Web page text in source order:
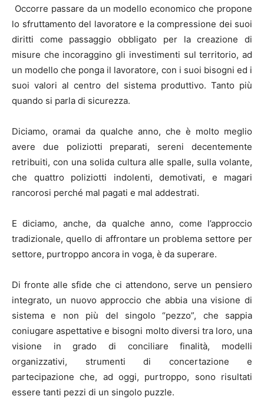
Occorre passare da un modello economico che propone
lo sfruttamento del lavoratore e la compressione dei suoi
diritti come passaggio obbligato per la creazione di
misure che incoraggino gli investimenti sul territorio, ad
un modello che ponga il lavoratore, con i suoi bisogni ed i
suoi valori al centro del sistema produttivo. Tanto più
quando si parla di sicurezza.
Diciamo, oramai da qualche anno, che è molto meglio
avere due poliziotti preparati, sereni decentemente
retribuiti, con una solida cultura alle spalle, sulla volante,
che quattro poliziotti indolenti, demotivati, e magari
rancorosi perché mal pagati e mal addestrati.
E diciamo, anche, da qualche anno, come l’approccio
tradizionale, quello di affrontare un problema settore per
settore, purtroppo ancora in voga, è da superare.
Di fronte alle sfide che ci attendono, serve un pensiero
integrato, un nuovo approccio che abbia una visione di
sistema e non più del singolo “pezzo”, che sappia
coniugare aspettative e bisogni molto diversi tra loro, una
visione in grado di conciliare finalità, modelli
organizzativi, strumenti di concertazione e
partecipazione che, ad oggi, purtroppo, sono risultati
essere tanti pezzi di un singolo puzzle.